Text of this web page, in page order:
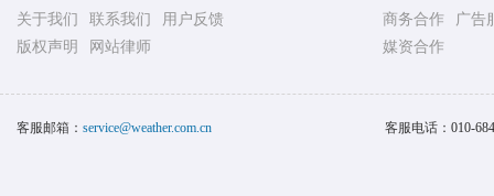
关于我们 联系我们
用户反馈
版权声明
网站律师
商务合作
广告
媒资合作
客服邮箱： service@weather.com.cn 客服电话： 010-